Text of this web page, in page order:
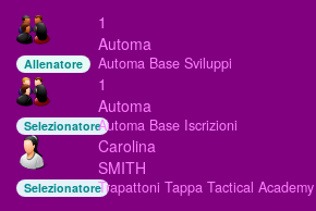
1
Automa
Allenatore Automa Base Sviluppi
1
Automa
SelezionatoreAutoma Base Iscrizioni
Carolina
SMITH
SelezionatoreTrapattoni Tappa Tactical Academy